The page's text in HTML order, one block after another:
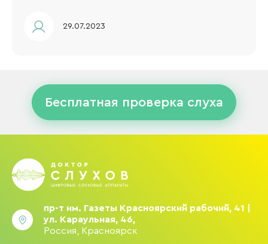
29.07.2023
Бесплатная проверка слуха
пр-т им. Газеты Красноярский рабочий, 41 |
ул. Караульная, 46,
Россия, Красноярск